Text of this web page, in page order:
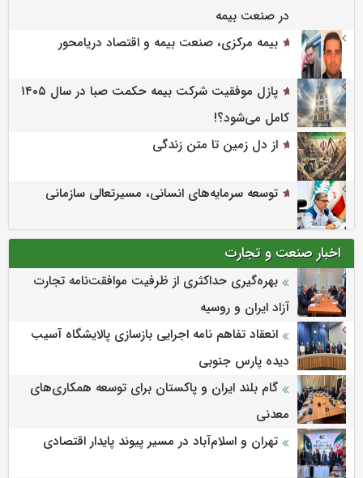
در صنعت بیمه
بیمه مرکزی، صنعت بیمه و اقتصاد دریامحور
پازل موفقیت شرکت بیمه حکمت صبا در سال ۱۴۰۵
کامل می‌شود؟!
از دل زمین تا متن زندگی
توسعه سرمایه‌های انسانی، مسیرتعالی سازمانی
اخبار صنعت و تجارت
بهره‌گیری حداکثری از ظرفیت موافقت‌نامه تجارت
آزاد ایران و روسیه
انعقاد تفاهم نامه اجرایی بازسازی پالایشگاه آسیب
دیده پارس جنوبی
گام بلند ایران و پاکستان برای توسعه همکاری‌های
معدنی
تهران و اسلام‌آباد در مسیر پیوند پایدار اقتصادی